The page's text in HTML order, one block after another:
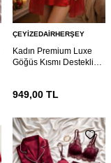
ÇEYIZEDAIRHERŞEY
Kadın Premium Luxe
Göğüs Kısmı Destekli
949,00TL